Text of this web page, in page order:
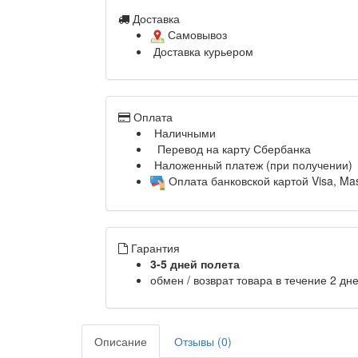
Доставка
Самовывоз
Доставка курьером
Оплата
Наличными
Перевод на карту Сбербанка
Наложенный платеж (при получении)
Оплата банковской картой Visa,
Гарантия
3-5 дней полета
обмен / возврат товара в течение 2
Описание
Отзывы (0)